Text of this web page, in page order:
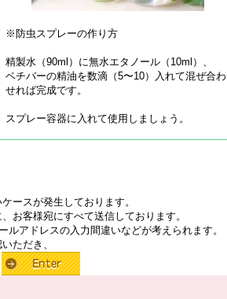
※防虫スプレーの作り方
精製水（90ml）に無水エタノール（10ml）、
ベチバーの精油を数滴（5〜10）入れて混ぜ合わ
せれば完成です。
スプレー容器に入れて使用しましょう。
ースが発生しております。
お客様宛にすべて送信しております。
アドレスの入力間違いなどが考えられます。
ただき、